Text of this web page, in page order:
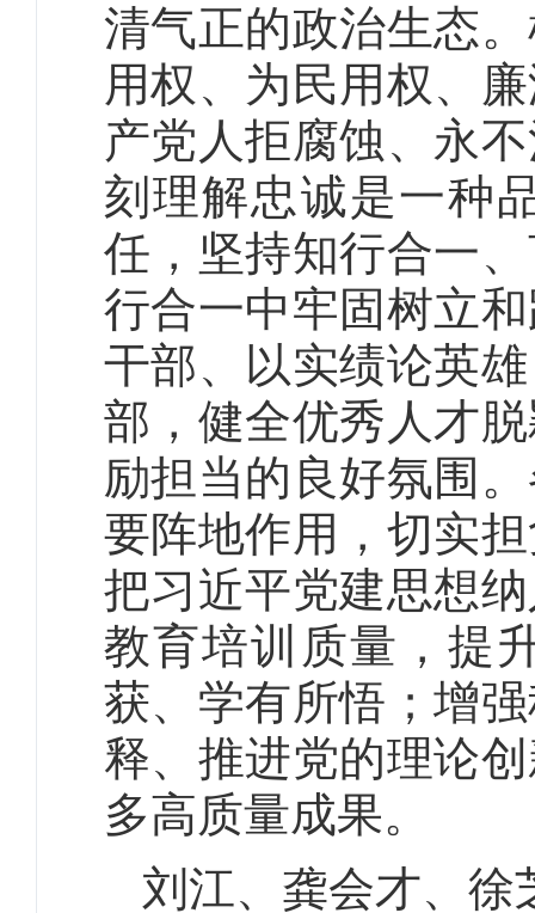
清气正的政治生态
用权、为民用权、
产党人拒腐蚀、永
刻理解忠诚是一种
任，坚持知行合一
行合一中牢固树立
干部、以实绩论英
部，健全优秀人才
励担当的良好氛围
要阵地作用，切实
把习近平党建思想
教育培训质量，提
获、学有所悟；增
释、推进党的理论
多高质量成果。
刘江、龚会才、徐